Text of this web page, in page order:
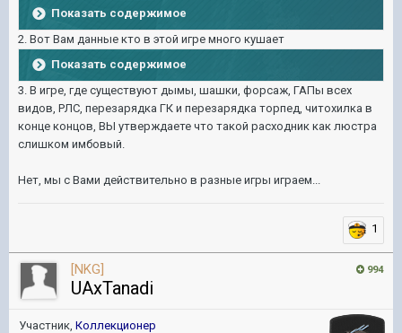
Показать содержимое
2. Вот Вам данные кто в этой игре много кушает
Показать содержимое
3. В игре, где существуют дымы, шашки, форсаж, ГАПы всех
видов, РЛС, перезарядка ГК и перезарядка торпед, читохилка в
конце концов, ВЫ утверждаете что такой расходник как люстра
слишком имбовый.
Нет, мы с Вами действительно в разные игры играем...
1
994
[NKG]
UAxTanadi
Участник, Коллекционер